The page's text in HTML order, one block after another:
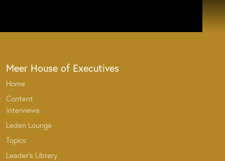
Meer House of Executives
Home
Content
Interviews
Leden Lounge
Topics
Leader’s Library